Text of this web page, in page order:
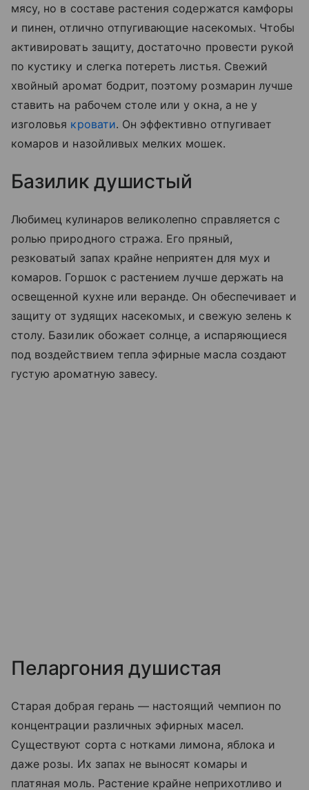
мясу, но в составе растения содержатся камфоры
и пинен, отлично отпугивающие насекомых. Чтобы
активировать защиту, достаточно провести рукой
по кустику и слегка потереть листья. Свежий
хвойный аромат бодрит, поэтому розмарин лучше
ставить на рабочем столе или у окна, а не у
изголовья кровати. Он эффективно отпугивает
комаров и назойливых мелких мошек.
Базилик душистый
Любимец кулинаров великолепно справляется с
ролью природного стража. Его пряный,
резковатый запах крайне неприятен для мух и
комаров. Горшок с растением лучше держать на
освещенной кухне или веранде. Он обеспечивает и
защиту от зудящих насекомых, и свежую зелень к
столу. Базилик обожает солнце, а испаряющиеся
под воздействием тепла эфирные масла создают
густую ароматную завесу.
Пеларгония душистая
Старая добрая герань — настоящий чемпион по
концентрации различных эфирных масел.
Существуют сорта с нотками лимона, яблока и
даже розы. Их запах не выносят комары и
платяная моль. Растение крайне неприхотливо и